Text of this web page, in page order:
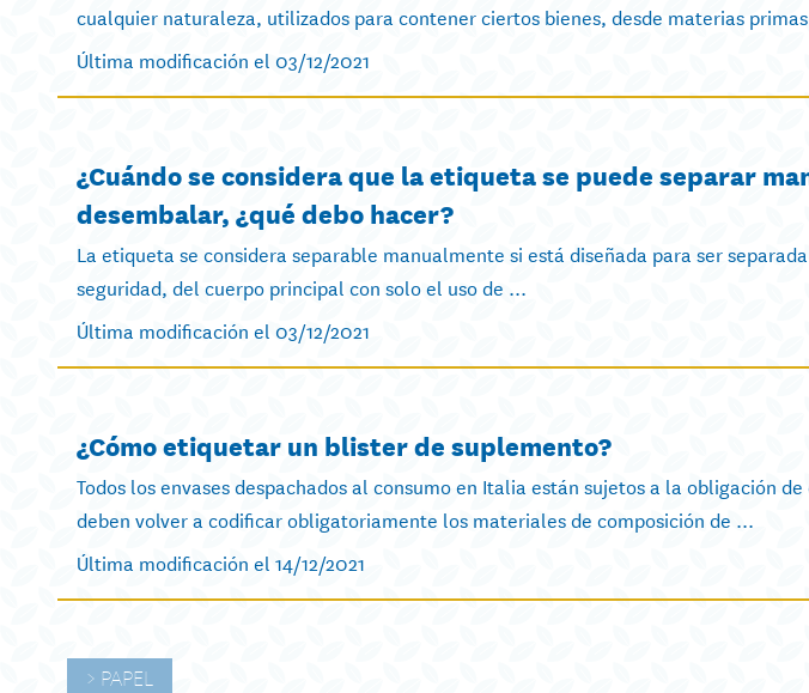
cualquier naturaleza, utilizados para contener ciertos bienes, desde materias
Última modificación el 03/12/2021
¿Cuándo se considera que la etiqueta se puede separar
desembalar, ¿qué debo hacer?
La etiqueta se considera separable manualmente si está diseñada para ser
seguridad, del cuerpo principal con solo el uso de ...
Última modificación el 03/12/2021
¿Cómo etiquetar un blister de suplemento?
Todos los envases despachados al consumo en Italia están sujetos a la obligación
deben volver a codificar obligatoriamente los materiales de composición de ...
Última modificación el 14/12/2021
PAPEL